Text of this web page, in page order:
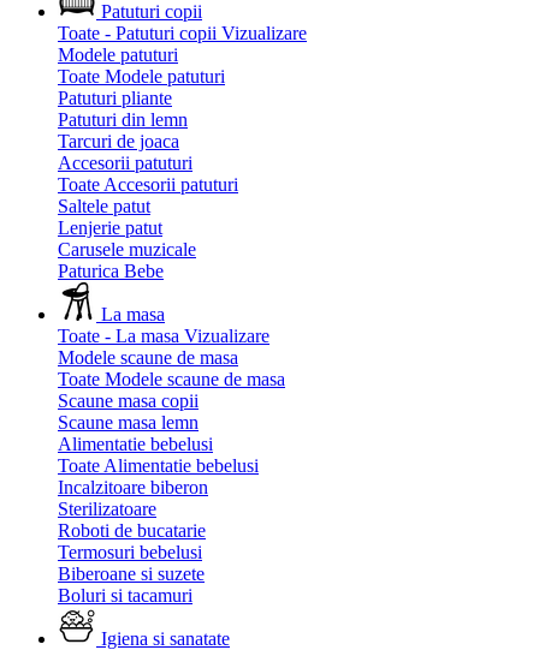
Patuturi copii
Toate - Patuturi copii Vizualizare
Modele patuturi
Toate Modele patuturi
Patuturi pliante
Patuturi din lemn
Tarcuri de joaca
Accesorii patuturi
Toate Accesorii patuturi
Saltele patut
Lenjerie patut
Carusele muzicale
Paturica Bebe
La masa
Toate - La masa Vizualizare
Modele scaune de masa
Toate Modele scaune de masa
Scaune masa copii
Scaune masa lemn
Alimentatie bebelusi
Toate Alimentatie bebelusi
Incalzitoare biberon
Sterilizatoare
Roboti de bucatarie
Termosuri bebelusi
Biberoane si suzete
Boluri si tacamuri
Igiena si sanatate